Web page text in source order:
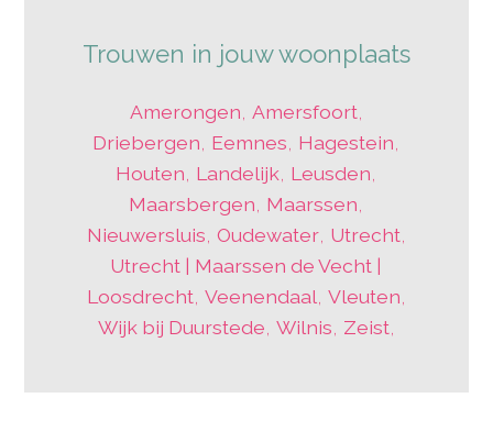
Trouwen in jouw woonplaats
Amerongen, Amersfoort,
Driebergen, Eemnes, Hagestein,
Houten, Landelijk, Leusden,
Maarsbergen, Maarssen,
Nieuwersluis, Oudewater, Utrecht,
Utrecht | Maarssen de Vecht |
Loosdrecht, Veenendaal, Vleuten,
Wijk bij Duurstede, Wilnis, Zeist,